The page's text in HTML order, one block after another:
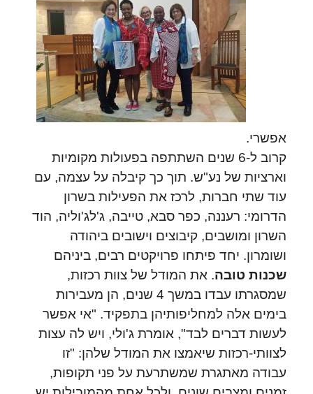
אפשרי.
קרוב ל-6 שנים השתתפה בפעולות מקומיות
וארציות של נע"ש. תוך כך קיבלה על עצמה, עם
עוד שתי חברות, לרכז את הפעילות בשרון
הדרומי: רעננה, כפר סבא, טייבה, ג'לג'וליה, הוד
השרון ומושבים, קיבוצים וישובים ביהודה
ושומרון. יחד פיתחו פרויקטים רבים, ביניהם
שכנות טובה. את המודל של צוות רכזות,
שמסגרתו עבדו במשך 4 שנים, הן מעבירות
בימים אלה למחליפותיהן בתפקיד. "אי אפשר
לעשות דברים לבד", אומרת ג'ולי, ויש לה עצות
לצוותי-רכזות שיאמצו את המודל שלהן: "זו
עבודה מאתגרת שמשתרעת על פני תקופות,